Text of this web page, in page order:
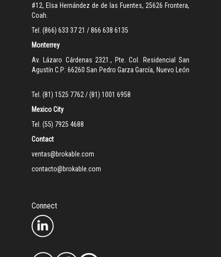
#12, Elsa Hernández de de las Fuentes, 25626 Frontera,
Coah.
Tel. (866) 633 37 21 / 866 638 6135
Monterrey
Av. Lázaro Cárdenas 2321., Pte. Col. Residencial San
Agustín C.P: 66260 San Pedro Garza García, Nuevo León
Tel. (81) 1525 7762 / (81) 1001 6958
Mexico City
Tel. (55) 7925 4688
Contact
ventas@brokable.com
contacto@brokable.com
Connect